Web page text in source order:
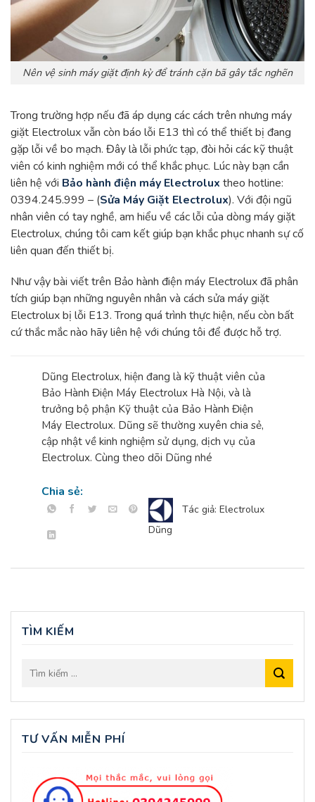
Nên vệ sinh máy giặt định kỳ để tránh cặn bã gây tắc nghẽn
Trong trường hợp nếu đã áp dụng các cách trên nhưng máy
giặt Electrolux vẫn còn báo lỗi E13 thì có thể thiết bị đang
gặp lỗi về bo mạch. Đây là lỗi phức tạp, đòi hỏi các kỹ thuật
viên có kinh nghiệm mới có thể khắc phục. Lúc này bạn cần
liên hệ với Bảo hành điện máy Electrolux theo hotline:
0394.245.999 – (Sửa Máy Giặt Electrolux). Với đội ngũ
nhân viên có tay nghề, am hiểu về các lỗi của dòng máy giặt
Electrolux, chúng tôi cam kết giúp bạn khắc phục nhanh sự cố
liên quan đến thiết bị.
Như vậy bài viết trên Bảo hành điện máy Electrolux đã phân
tích giúp bạn những nguyên nhân và cách sửa máy giặt
Electrolux bị lỗi E13. Trong quá trình thực hiện, nếu còn bất
cứ thắc mắc nào hãy liên hệ với chúng tôi để được hỗ trợ.
Dũng Electrolux, hiện đang là kỹ thuật viên của
Bảo Hành Điện Máy Electrolux Hà Nội, và là
trưởng bộ phận Kỹ thuật của Bảo Hành Điện
Máy Electrolux. Dũng sẽ thường xuyên chia sẻ,
cập nhật về kinh nghiệm sử dụng, dịch vụ của
Electrolux. Cùng theo dõi Dũng nhé
Chia sẻ:
Tác giả: Electrolux
Dũng
TÌM KIẾM
TƯ VẤN MIỄN PHÍ